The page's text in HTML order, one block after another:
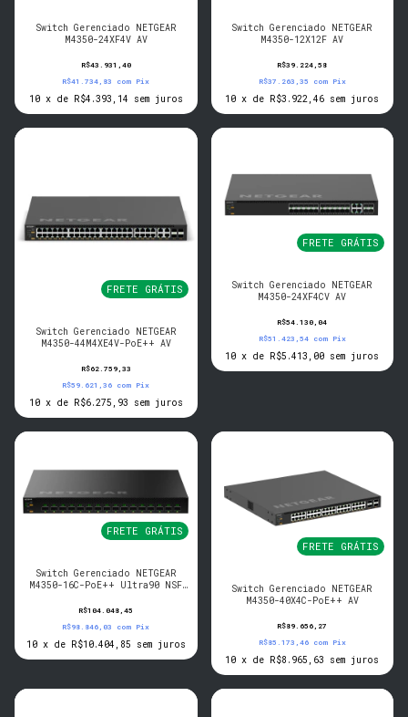
Switch Gerenciado NETGEAR
M4350-24XF4V AV
R$43.931,40
R$41.734,83 com Pix
10 x de R$4.393,14 sem juros
Switch Gerenciado NETGEAR
M4350-12X12F AV
R$39.224,58
R$37.263,35
com Pix
10 x de R$3.922,46 sem juros
FRETE GRÁTIS
Switch Gerenciado NETGEAR
M4350-44M4XE4V-PoE++ AV
R$62.759,33
R$59.621,36 com Pix
10 x de R$6.275,93 sem juros
FRETE GRÁTIS
Switch Gerenciado NETGEAR
M4350-24XF4CV AV
R$54.130,04
R$51.423,54 com Pix
10 x de R$5.413,00 sem juros
FRETE GRÁTIS
Switch Gerenciado NETGEAR
M4350-16C-PoE++ Ultra90 NSF
R$104.048,45
R$98.846,03 com Pix
10 x de R$10.404,85 sem juros
FRETE GRÁTIS
Switch Gerenciado NETGEAR
M4350-40X4C-PoE++ AV
R$89.656,27
R$85.173,46 com Pix
10 x de R$8.965,63 sem juros